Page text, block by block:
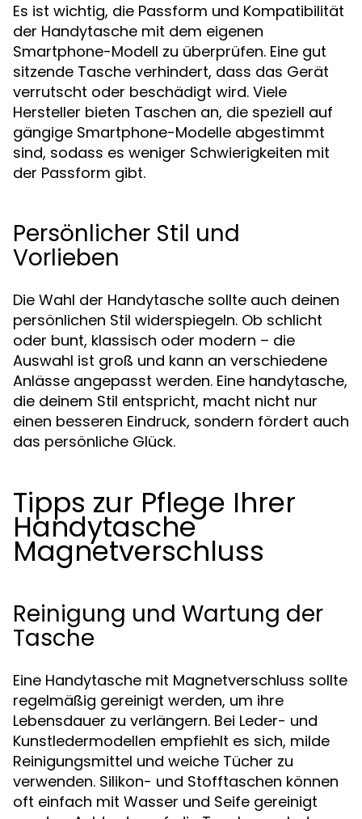
Es ist wichtig, die Passform und Kompatibilität
der Handytasche mit dem eigenen
Smartphone-Modell zu überprüfen. Eine gut
sitzende Tasche verhindert, dass das Gerät
verrutscht oder beschädigt wird. Viele
Hersteller bieten Taschen an, die speziell auf
gängige Smartphone-Modelle abgestimmt
sind, sodass es weniger Schwierigkeiten mit
der Passform gibt.
Persönlicher Stil und
Vorlieben
Die Wahl der Handytasche sollte auch deinen
persönlichen Stil widerspiegeln. Ob schlicht
oder bunt, klassisch oder modern – die
Auswahl ist groß und kann an verschiedene
Anlässe angepasst werden. Eine handytasche,
die deinem Stil entspricht, macht nicht nur
einen besseren Eindruck, sondern fördert auch
das persönliche Glück.
Tipps zur Pflege Ihrer
Handytasche
Magnetverschluss
Reinigung und Wartung der
Tasche
Eine Handytasche mit Magnetverschluss sollte
regelmäßig gereinigt werden, um ihre
Lebensdauer zu verlängern. Bei Leder- und
Kunstledermodellen empfiehlt es sich, milde
Reinigungsmittel und weiche Tücher zu
verwenden. Silikon- und Stofftaschen können
oft einfach mit Wasser und Seife gereinigt